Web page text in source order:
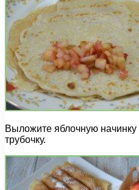
Выложите яблочную начинку
трубочку.